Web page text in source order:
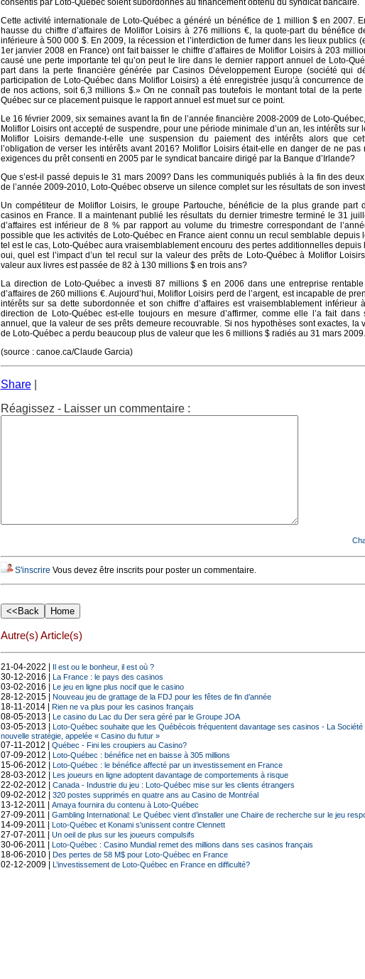
consentis par Loto-Québec soient subordonnés au financement obtenu du syndicat bancaire.
Cette activité internationale de Loto-Québec a généré un bénéfice de 1 million $ en 2007.
hausse du chiffre d’affaires de Moliflor Loisirs à 276 millions €, la quote-part du bénéfice
inférieure à 500 000 $. En 2009, la récession et l’interdiction de fumer dans les lieux publics
1er janvier 2008 en France) ont fait baisser le chiffre d’affaires de Moliflor Loisirs à 203
causé une perte importante tel qu’on peut le lire dans le dernier rapport annuel de Loto-
part dans la perte financière générée par Casinos Développement Europe (société qui
participation de Loto-Québec dans Moliflor Loisirs) a été enregistrée jusqu’à concurrence
de nos actions, soit 6,3 millions $.» On ne connaît pas toutefois le montant total de la
Québec sur ce placement puisque le rapport annuel est muet sur ce point.
Le 16 février 2009, six semaines avant la fin de l’année financière 2008-2009 de Loto-
Moliflor Loisirs ont accepté de suspendre, pour une période minimale d’un an, les intérêts sur
Moliflor Loisirs demande-t-elle une suspension du paiement des intérêts alors que
l’obligation de verser les intérêts avant 2016? Moliflor Loisirs était-elle en danger de ne pas
exigences du prêt consenti en 2005 par le syndicat bancaire dirigé par la Banque d’Irlande?
Que s’est-il passé depuis le 31 mars 2009? Dans les communiqués publiés à la fin des
de l’année 2009-2010, Loto-Québec observe un silence complet sur les résultats de son
Un compétiteur de Moliflor Loisirs, le groupe Partouche, bénéficie de la plus grande part
casinos en France. Il a maintenant publié les résultats du dernier trimestre terminé le 31
d’affaires est inférieur de 8 % par rapport au volume du trimestre correspondant de
possible que les activités de Loto-Québec en France aient connu un recul semblable depuis
tel est le cas, Loto-Québec aura vraisemblablement encouru des pertes additionnelles depuis
oui, quel est l’impact d’un tel recul sur la valeur des prêts de Loto-Québec à Moliflor
valeur aux livres est passée de 82 à 130 millions $ en trois ans?
La direction de Loto-Québec a investi 87 millions $ en 2006 dans une entreprise
d’affaires de 260 millions €. Aujourd’hui, Moliflor Loisirs perd de l’argent, est incapable de
intérêts sur sa dette subordonnée et son chiffre d’affaires est vraisemblablement inférieur
direction de Loto-Québec est-elle toujours en mesure d’affirmer, comme elle l’a fait
annuel, que la valeur de ses prêts demeure recouvrable. Si nos hypothèses sont exactes, la
de Loto-Québec a perdu beaucoup plus de valeur que les 6 millions $ radiés au 31 mars 2009.
(source : canoe.ca/Claude Garcia)
Share
Réagissez - Laisser un commentaire :
S'inscrire Vous devez être inscrits pour poster un commentaire.
Autre(s) Article(s)
21-04-2022 | Il est ou le bonheur, il est où ?
30-12-2016 | La France : le pays des casinos
03-02-2016 | Le jeu en ligne plus nocif que le casino
28-12-2015 | Nouveau jeu de grattage de la FDJ pour les fêtes de fin d’année
18-11-2014 | Rien ne va plus pour les casinos français
08-05-2013 | Le casino du Lac du Der sera géré par le Groupe JOA
03-05-2013 |
Loto-Québec souhaite que les Québécois fréquentent davantage ses casinos - La Société
nouvelle stratégie, appelée « Casino du futur »
07-11-2012 | Québec - Fini les croupiers au Casino?
07-09-2012 | Loto-Québec : bénéfice net en baisse à 305 millions
15-06-2012 | Loto-Québec : le bénéfice affecté par un investissement en France
28-03-2012 | Les joueurs en ligne adoptent davantage de comportements à risque
22-02-2012 | Canada - Industrie du jeu : Loto-Québec mise sur les clients étrangers
09-02-2012 | 320 postes supprimés en quatre ans au Casino de Montréal
13-12-2011 | Amaya fournira du contenu à Loto-Québec
27-09-2011 | Gambling International: Le Québec vient d’installer une Chaire de recherche sur le jeu
14-09-2011 | Loto-Québec et Konami s'unissent contre Clennett
27-07-2011 | Un oeil de plus sur les joueurs compulsifs
30-06-2011 | Loto-Québec : Casino Mundial remet des millions dans ses casinos français
18-06-2010 | Des pertes de 58 M$ pour Loto-Québec en France
02-12-2009 | L’investissement de Loto-Québec en France en difficulté?